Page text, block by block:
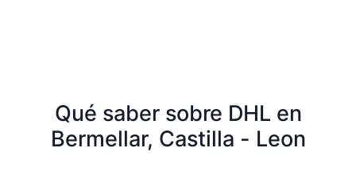
Qué saber sobre DHL en
Bermellar, Castilla - Leon